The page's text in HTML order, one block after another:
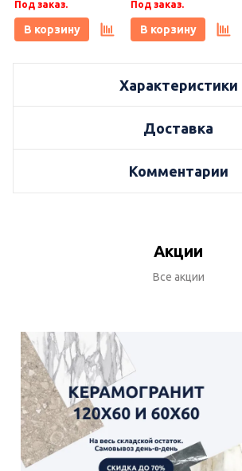
Под заказ.
В корзину
Под заказ.
В корзину
Характеристики
Доставка
Комментарии
Акции
Все акции